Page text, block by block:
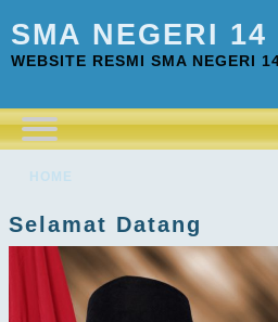
SMA NEGERI 14
WEBSITE RESMI SMA NEGERI
HOME
Selamat Datang